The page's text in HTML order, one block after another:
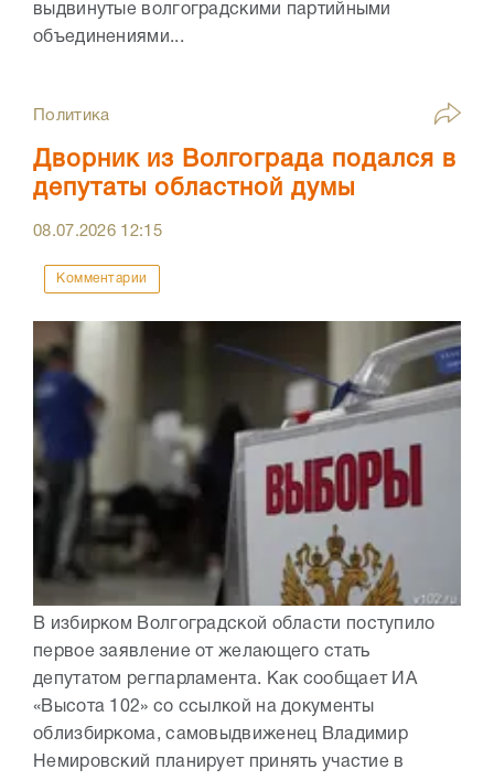
выдвинутые волгоградскими партийными
объединениями...
Политика
Дворник из Волгограда подался в
депутаты областной думы
08.07.2026 12:15
Комментарии
В избирком Волгоградской области поступило
первое заявление от желающего стать
депутатом регпарламента. Как сообщает ИА
«Высота 102» со ссылкой на документы
облизбиркома, самовыдвиженец Владимир
Немировский планирует принять участие в